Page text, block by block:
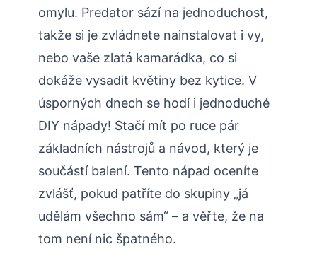
omylu. Predator sází na jednoduchost,
takže si je zvládnete nainstalovat i vy,
nebo vaše zlatá kamarádka, co si
dokáže vysadit květiny bez kytice. V
úsporných dnech se hodí i jednoduché
DIY nápady! Stačí mít po ruce pár
základních nástrojů a návod, který je
součástí balení. Tento nápad oceníte
zvlášť, pokud patříte do skupiny „já
udělám všechno sám“ – a věřte, že na
tom není nic špatného.